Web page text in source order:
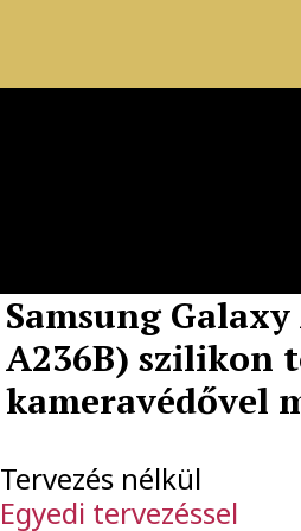
Samsung Galaxy
A236B) szilikon
kameravédővel
Tervezés nélkül
Egyedi tervezéssel